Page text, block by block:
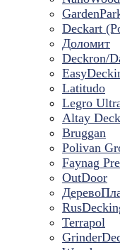
Deckart
Доломит
Deckron/
Latitudo
Legro
Altay
Bruggan
Polivan
Faynag
OutDoor
Terrapol